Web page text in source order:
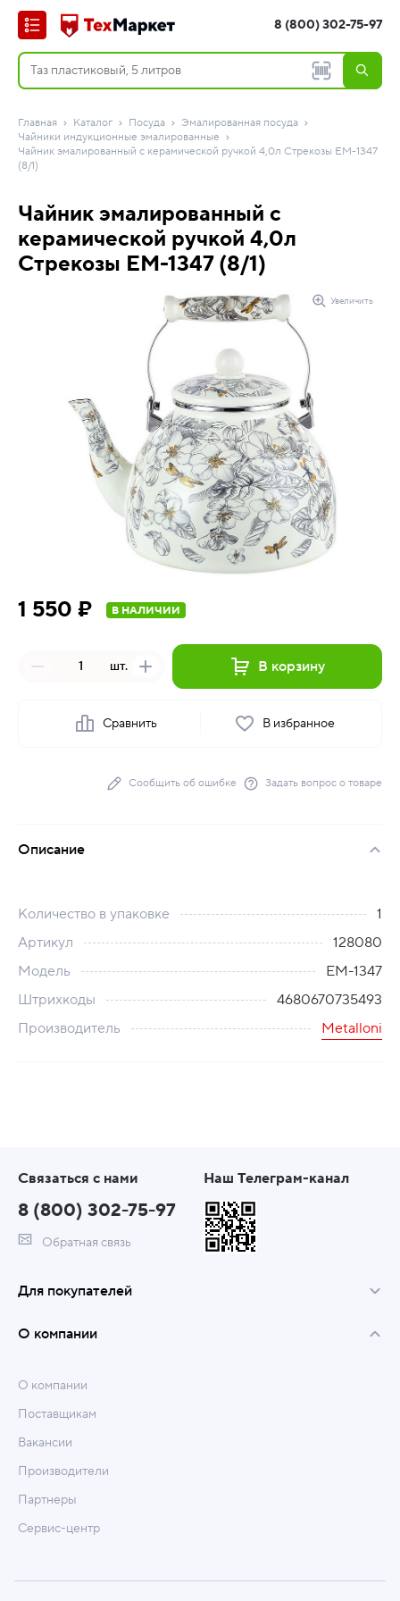
8 (800) 302-75-97
Главная Каталог Посуда
Эмалированная посуда
Чайники индукционные эмалированные
Чайник эмалированный с керамической ручкой 4,0л Стрекозы EM-1347
(8/1)
Чайник эмалированный с
керамической ручкой 4,0л
Стрекозы EM-1347 (8/1)
Увеличить
1 550 ₽ В НАЛИЧИИ
шт. В корзину
Сравнить В избранное
Сообщить об ошибке Задать вопрос о товаре
Описание
Количество в упаковке
1
Артикул
128080
Модель
EM-1347
Штрихкоды
4680670735493
Производитель
Metalloni
Связаться с нами
8 (800) 302-75-97
Обратная связь
Наш Телеграм-канал
Для покупателей
О компании
О компании
Поставщикам
Вакансии
Производители
Партнеры
Сервис-центр